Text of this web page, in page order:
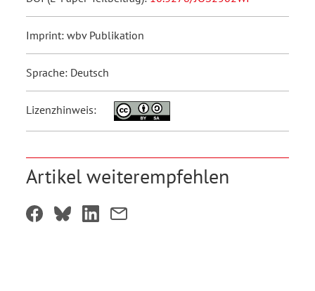
Imprint: wbv Publikation
Sprache: Deutsch
Lizenzhinweis:
Artikel weiterempfehlen